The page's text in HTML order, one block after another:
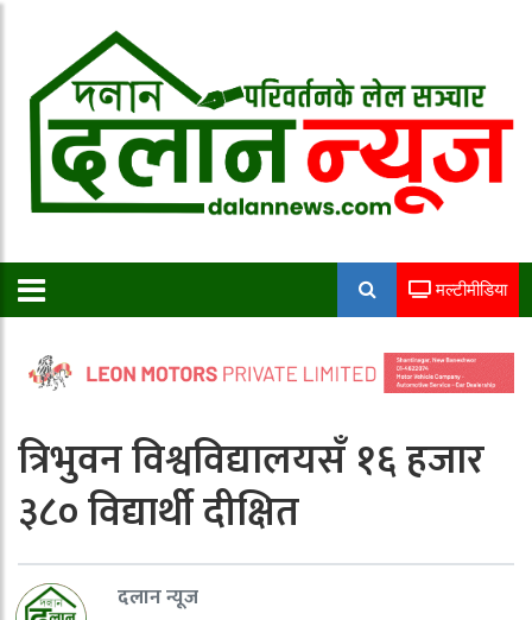
मल्टीमीडिया
त्रिभुवन विश्वविद्यालयसँ १६ हजार
३८० विद्यार्थी दीक्षित
दलान न्यूज